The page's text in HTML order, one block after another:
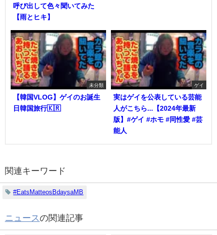
呼び出して色々聞いてみた
【雨とヒキ】
未分類
【韓国VLOG】ゲイのお誕生
日韓国旅行🇰🇷
ゲイ
実はゲイを公表している芸能
人がこちら...【2024年最新
版】#ゲイ #ホモ #同性愛 #芸
能人
関連キーワード
#EatsMatteosBdaysaMB
ニュースの関連記事